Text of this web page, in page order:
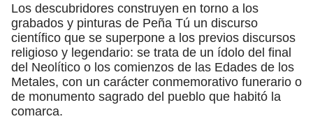
Los descubridores construyen en torno a los
grabados y pinturas de Peña Tú un discurso
científico que se superpone a los previos discursos
religioso y legendario: se trata de un ídolo del final
del Neolítico o los comienzos de las Edades de los
Metales, con un carácter conmemorativo funerario o
de monumento sagrado del pueblo que habitó la
comarca.